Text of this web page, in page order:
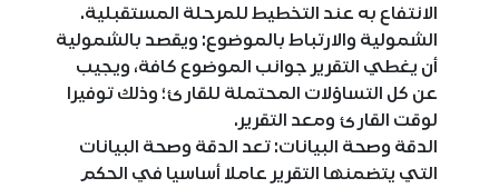
الانتفاع به عند التخطيط للمرحلة المستقبلية.
الشمولية والارتباط بالموضوع: ويقصد بالشمولية
أن يغطي التقرير جوانب الموضوع كافة، ويجيب
عن كل التساؤلات المحتملة للقارئ؛ وذلك توفيرا
لوقت القارئ ومعد التقرير.
الدقة وصحة البيانات: تعد الدقة وصحة البيانات
التي يتضمنها التقرير عاملا أساسيا في الحكم